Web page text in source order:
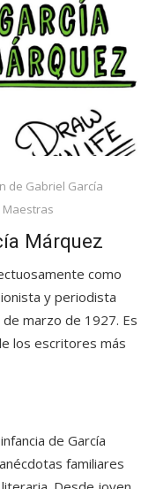
de Gabriel García
Maestras
Márquez
como
y periodista
marzo de 1927. Es
los escritores más
de García
familiares